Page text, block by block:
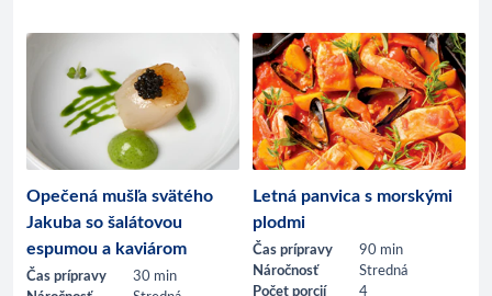
Opečená mušľa svätého
Jakuba so šalátovou
espumou a kaviárom
Čas prípravy
30 min
Letná panvica s morskými
plodmi
Čas prípravy
90 min
Náročnosť
Stredná
Počet porcií
4